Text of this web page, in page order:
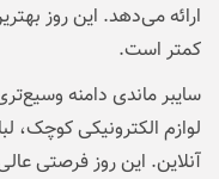
ارائه می‌دهد. این روز
کمتر است.
سایبر ماندی دامنه
لوازم الکترونیکی کوچک،
آنلاین. این روز فرصتی